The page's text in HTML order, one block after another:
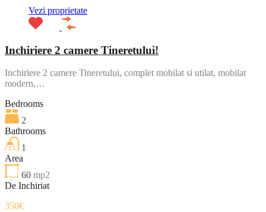
Vezi proprietate
Inchiriere 2 camere Tineretului!
Inchiriere 2 camere Tineretului, complet mobilat si utilat, mobilat
modern,…
Bedrooms
2
Bathrooms
1
Area
60 mp2
De Inchiriat
350€